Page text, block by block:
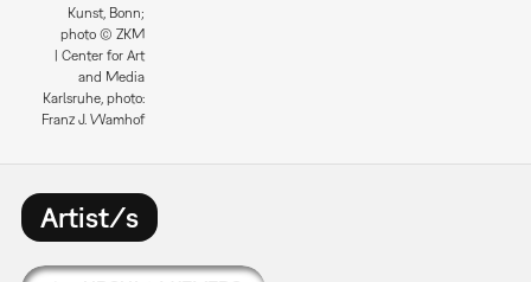
Kunst, Bonn;
photo © ZKM
| Center for Art
and Media
Karlsruhe, photo:
Franz J. Wamhof
Artist/s